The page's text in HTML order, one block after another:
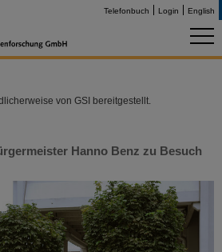
Telefonbuch Login English
von GSI bereitgestellt.
Hanno Benz zu Besuch